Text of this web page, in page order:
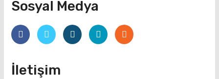
Sosyal Medya
İletişim